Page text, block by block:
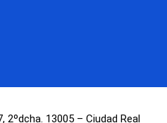
2ºdcha. 13005 – Ciudad Real